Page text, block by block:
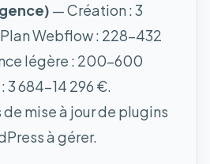
— Création : 3
Webflow : 228-432
légère : 200-600
3 684-14 296 €.
mise à jour de plugins
à gérer.